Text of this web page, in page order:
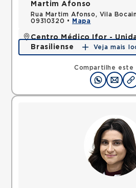
Compartilhe este
Martim Afonso
Rua Martim Afonso, Vila
09310320 •
Mapa
Centro Médico Ifor -
Brasiliense
Rua Americo Brasiliense,
Campo, SP, 09715021 •
Mapa
Veja mais